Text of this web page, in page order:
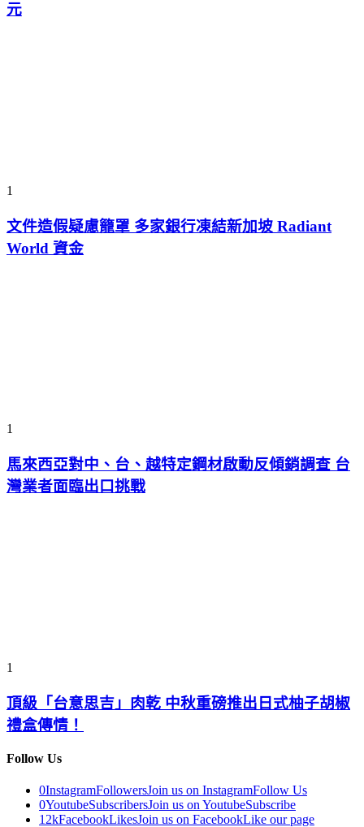
元
1
文件造假疑慮籠罩 多家銀行凍結新加坡 Radiant
World 資金
1
馬來西亞對中、台、越特定鋼材啟動反傾銷調查 台
灣業者面臨出口挑戰
1
頂級「台意思吉」肉乾 中秋重磅推出日式柚子胡椒
禮盒傳情！
Follow Us
0InstagramFollowersJoin us on InstagramFollow Us
0YoutubeSubscribersJoin us on YoutubeSubscribe
12kFacebookLikesJoin us on FacebookLike our page